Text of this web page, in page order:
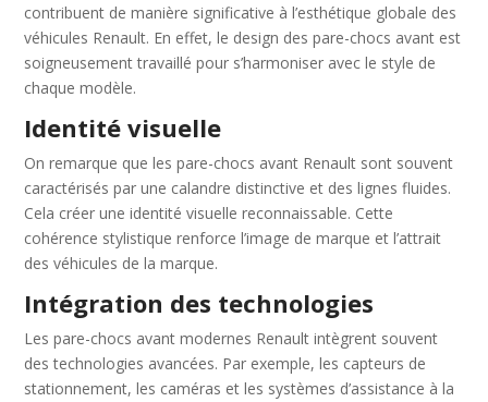
contribuent de manière significative à l’esthétique globale des
véhicules Renault. En effet, le design des pare-chocs avant est
soigneusement travaillé pour s’harmoniser avec le style de
chaque modèle.
Identité visuelle
On remarque que les pare-chocs avant Renault sont souvent
caractérisés par une calandre distinctive et des lignes fluides.
Cela créer une identité visuelle reconnaissable. Cette
cohérence stylistique renforce l’image de marque et l’attrait
des véhicules de la marque.
Intégration des technologies
Les pare-chocs avant modernes Renault intègrent souvent
des technologies avancées. Par exemple, les capteurs de
stationnement, les caméras et les systèmes d’assistance à la